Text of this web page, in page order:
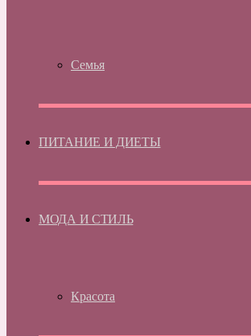
Семья
ПИТАНИЕ И ДИЕТЫ
МОДА И СТИЛЬ
Красота